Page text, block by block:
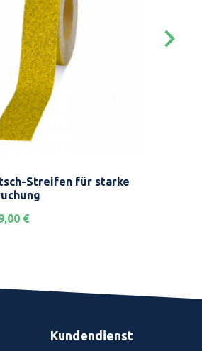
Streifen für starke
€
keyboard_arrow_right
Kundendienst